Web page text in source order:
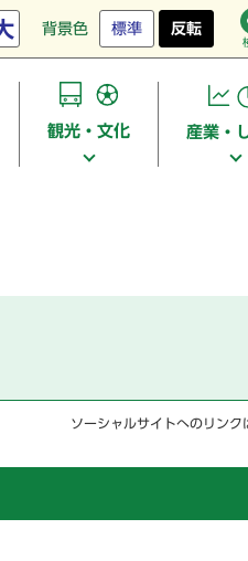
背景色 標準 反転
観光・文化 産業・
ソーシャルサイトへのリンク